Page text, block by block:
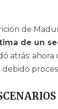
de
de un
atrás: